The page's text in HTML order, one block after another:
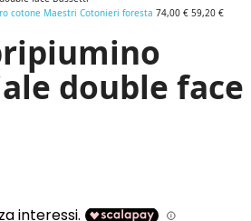
cotone Maestri Cotonieri foresta 74,00 € 59,20 €
double face